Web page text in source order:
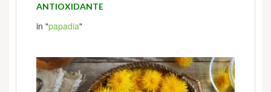
ANTIOXIDANTE
in "papadia"